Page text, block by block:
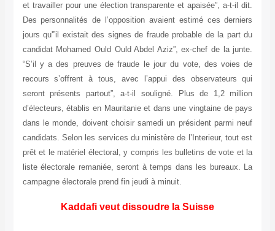
et travailler pour une élection transparente et apaisée”, a-t-il dit.
Des personnalités de l’opposition avaient estimé ces derniers
jours qu'”il existait des signes de fraude probable de la part du
candidat Mohamed Ould Ould Abdel Aziz”, ex-chef de la junte.
“S’il y a des preuves de fraude le jour du vote, des voies de
recours s’offrent à tous, avec l’appui des observateurs qui
seront présents partout”, a-t-il souligné. Plus de 1,2 million
d’électeurs, établis en Mauritanie et dans une vingtaine de pays
dans le monde, doivent choisir samedi un président parmi neuf
candidats. Selon les services du ministère de l’Interieur, tout est
prêt et le matériel électoral, y compris les bulletins de vote et la
liste électorale remaniée, seront à temps dans les bureaux. La
campagne électorale prend fin jeudi à minuit.
Kaddafi veut dissoudre la Suisse